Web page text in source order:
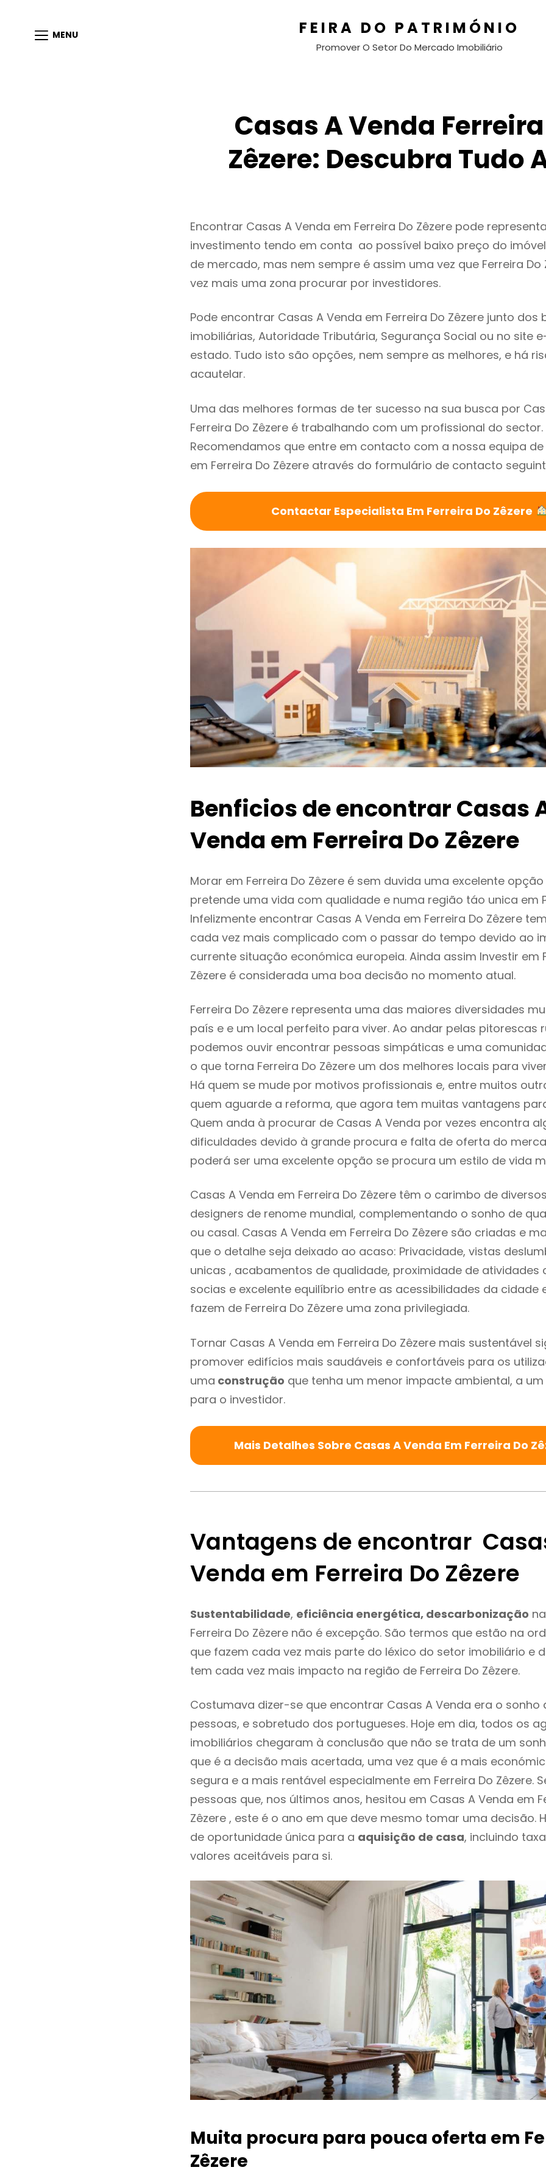
MENU FEIRA DO PATRIMÓNIO
Promover O Setor Do Mercado Imobiliário
Casas A Venda
Zêzere: Descubra Tudo
Encontrar Casas A Venda em Ferreira Do Zêzere pode
investimento tendo em conta ao possível baixo preço do
de mercado, mas nem sempre é assim uma vez que Ferreira Do
vez mais uma zona procurar por investidores.
Pode encontrar Casas A Venda em Ferreira Do Zêzere junto dos
imobiliárias, Autoridade Tributária, Segurança Social ou no site
estado. Tudo isto são opções, nem sempre as melhores, e há
acautelar.
Uma das melhores formas de ter sucesso na sua busca por
Ferreira Do Zêzere é trabalhando com um profissional do sector.
Recomendamos que entre em contacto com a nossa equipa
em Ferreira Do Zêzere através do formulário de contacto
Contactar Especialista Em Ferreira Do Zêzere
Benficios de encontrar Casas
Venda em Ferreira Do Zêzere
Morar em Ferreira Do Zêzere é sem duvida uma excelente
pretende uma vida com qualidade e numa região táo unica em
Infelizmente encontrar Casas A Venda em Ferreira Do Zêzere
cada vez mais complicado com o passar do tempo devido ao
currente situação económica europeia. Ainda assim Investir em
Zêzere é considerada uma boa decisão no momento atual.
Ferreira Do Zêzere representa uma das maiores diversidades
país e e um local perfeito para viver. Ao andar pelas pitorescas
podemos ouvir encontrar pessoas simpáticas e uma
o que torna Ferreira Do Zêzere um dos melhores locais para
Há quem se mude por motivos profissionais e, entre muitos
quem aguarde a reforma, que agora tem muitas vantagens
Quem anda à procurar de Casas A Venda por vezes encontra
dificuldades devido à grande procura e falta de oferta do
poderá ser uma excelente opção se procura um estilo de vida
Casas A Venda em Ferreira Do Zêzere têm o carimbo de
designers de renome mundial, complementando o sonho de
ou casal. Casas A Venda em Ferreira Do Zêzere são criadas e
que o detalhe seja deixado ao acaso: Privacidade, vistas
unicas , acabamentos de qualidade, proximidade de atividades
socias e excelente equilíbrio entre as acessibilidades da cidade
fazem de Ferreira Do Zêzere uma zona privilegiada.
Tornar Casas A Venda em Ferreira Do Zêzere mais sustentável
promover edifícios mais saudáveis e confortáveis para os
uma construção que tenha um menor impacte ambiental, a
para o investidor.
Mais Detalhes Sobre Casas A Venda Em Ferreira Do
Vantagens de encontrar
Venda em Ferreira Do Zêzere
Sustentabilidade, eficiência energética, descarbonização
Ferreira Do Zêzere não é excepção. São termos que estão na
que fazem cada vez mais parte do léxico do setor imobiliário e
tem cada vez mais impacto na região de Ferreira Do Zêzere.
Costumava dizer-se que encontrar Casas A Venda era o sonho
pessoas, e sobretudo dos portugueses. Hoje em dia, todos os
imobiliários chegaram à conclusão que não se trata de um
que é a decisão mais acertada, uma vez que é a mais
segura e a mais rentável especialmente em Ferreira Do Zêzere.
pessoas que, nos últimos anos, hesitou em Casas A Venda em
Zêzere , este é o ano em que deve mesmo tomar uma decisão.
de oportunidade única para a aquisição de casa, incluindo
valores aceitáveis para si.
Muita procura para pouca oferta em
Zêzere